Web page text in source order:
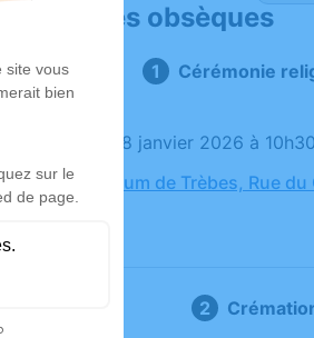
Déroulé des obsèques
Cérémonie
Le jeudi 08 janvier 2026 à 10h30
Crématorium de Trèbes, Rue du
Trèbes